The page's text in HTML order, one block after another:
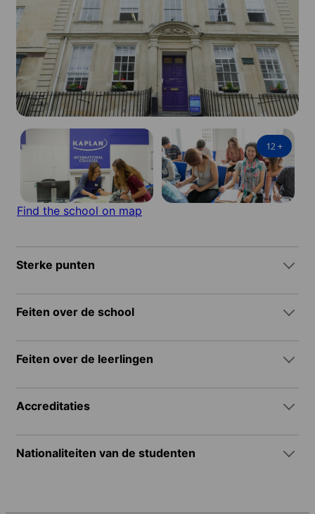
12+
Find the school on map
Sterke punten
Feiten over de school
Feiten over de leerlingen
Accreditaties
Nationaliteiten van de studenten